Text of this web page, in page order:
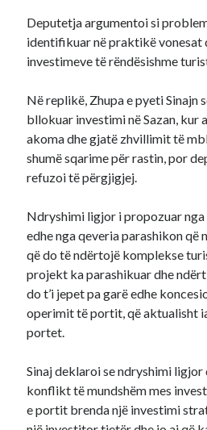
Deputetja argumentoi si
identifikuar në praktikë vonesat
investimeve të rëndësishme
Në replikë, Zhupa e pyeti Sinajn
bllokuar investimi në Sazan, kur
akoma dhe gjatë zhvillimit të
shumë sqarime për rastin, por
refuzoi të përgjigjej.
Ndryshimi ligjor i propozuar nga
edhe nga qeveria parashikon
që do të ndërtojë komplekse
projekt ka parashikuar dhe
do t’i jepet pa garë edhe
operimit të portit, që aktualisht
portet.
Sinaj deklaroi se ndryshimi ligjor
konflikt të mundshëm mes
e portit brenda një investimi